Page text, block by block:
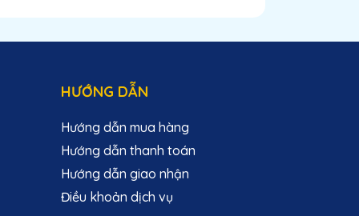
HƯỚNG DẪN
Hướng dẫn mua hàng
Hướng dẫn thanh toán
Hướng dẫn giao nhận
Điều khoản dịch vụ